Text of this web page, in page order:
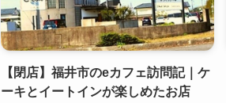
【閉店】福井市のeカフェ訪問記｜ケ
ーキとイートインが楽しめたお店